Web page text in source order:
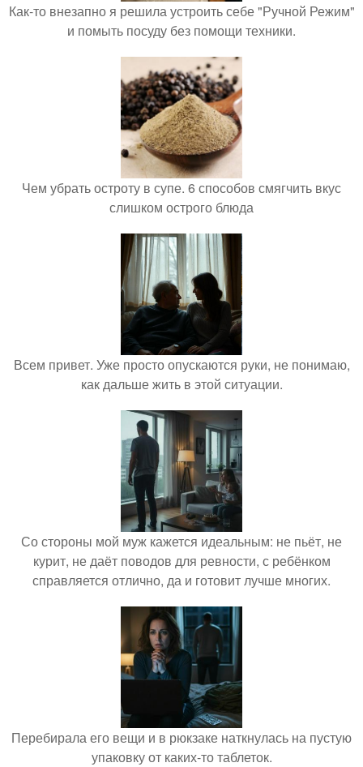
Как-то внезапно я решила устроить себе "Ручной Режим"
и помыть посуду без помощи техники.
Чем убрать остроту в супе. 6 способов смягчить вкус
слишком острого блюда
Всем привет. Уже просто опускаются руки, не понимаю,
как дальше жить в этой ситуации.
Со стороны мой муж кажется идеальным: не пьёт, не
курит, не даёт поводов для ревности, с ребёнком
справляется отлично, да и готовит лучше многих.
Перебирала его вещи и в рюкзаке наткнулась на пустую
упаковку от каких-то таблеток.